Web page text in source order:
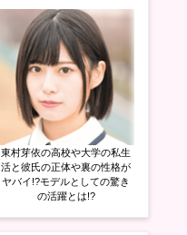
東村芽依の高校や大学の私生
活と彼氏の正体や裏の性格が
ヤバイ!?モデルとしての驚き
の活躍とは!?